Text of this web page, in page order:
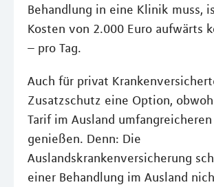
Behandlung in eine Klinik muss,
Kosten von 2.000 Euro aufwärts
– pro Tag.
Auch für privat
Zusatzschutz eine Option,
Tarif im Ausland
genießen. Denn: Die
Auslandskrankenversicherung
einer Behandlung im Ausland